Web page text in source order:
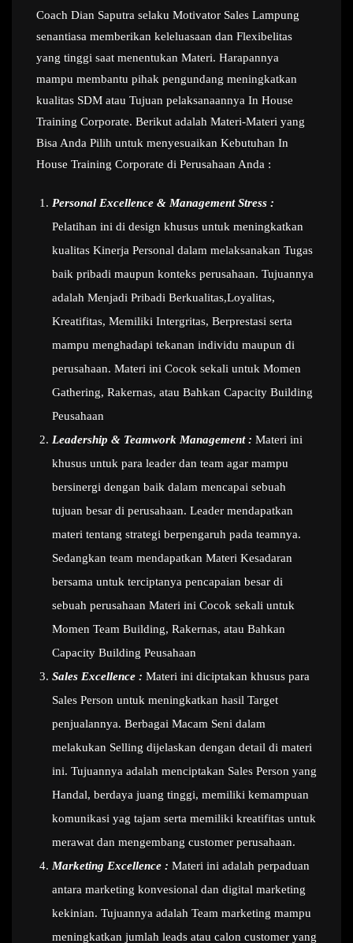
Coach Dian Saputra selaku Motivator Sales Lampung
senantiasa memberikan keleluasaan dan Flexibelitas
yang tinggi saat menentukan Materi. Harapannya
mampu membantu pihak pengundang meningkatkan
kualitas SDM atau Tujuan pelaksanaannya In House
Training Corporate. Berikut adalah Materi-Materi yang
Bisa Anda Pilih untuk menyesuaikan Kebutuhan In
House Training Corporate di Perusahaan Anda :
Personal Excellence & Management Stress :
Pelatihan ini di design khusus untuk meningkatkan
kualitas Kinerja Personal dalam melaksanakan Tugas
baik pribadi maupun konteks perusahaan. Tujuannya
adalah Menjadi Pribadi Berkualitas,Loyalitas,
Kreatifitas, Memiliki Intergritas, Berprestasi serta
mampu menghadapi tekanan individu maupun di
perusahaan. Materi ini Cocok sekali untuk Momen
Gathering, Rakernas, atau Bahkan Capacity Building
Peusahaan
Leadership & Teamwork Management : Materi ini
khusus untuk para leader dan team agar mampu
bersinergi dengan baik dalam mencapai sebuah
tujuan besar di perusahaan. Leader mendapatkan
materi tentang strategi berpengaruh pada teamnya.
Sedangkan team mendapatkan Materi Kesadaran
bersama untuk terciptanya pencapaian besar di
sebuah perusahaan Materi ini Cocok sekali untuk
Momen Team Building, Rakernas, atau Bahkan
Capacity Building Peusahaan
Sales Excellence : Materi ini diciptakan khusus para
Sales Person untuk meningkatkan hasil Target
penjualannya. Berbagai Macam Seni dalam
melakukan Selling dijelaskan dengan detail di materi
ini. Tujuannya adalah menciptakan Sales Person yang
Handal, berdaya juang tinggi, memiliki kemampuan
komunikasi yag tajam serta memiliki kreatifitas untuk
merawat dan mengembang customer perusahaan.
Marketing Excellence : Materi ini adalah perpaduan
antara marketing konvesional dan digital marketing
kekinian. Tujuannya adalah Team marketing mampu
meningkatkan jumlah leads atau calon customer yang